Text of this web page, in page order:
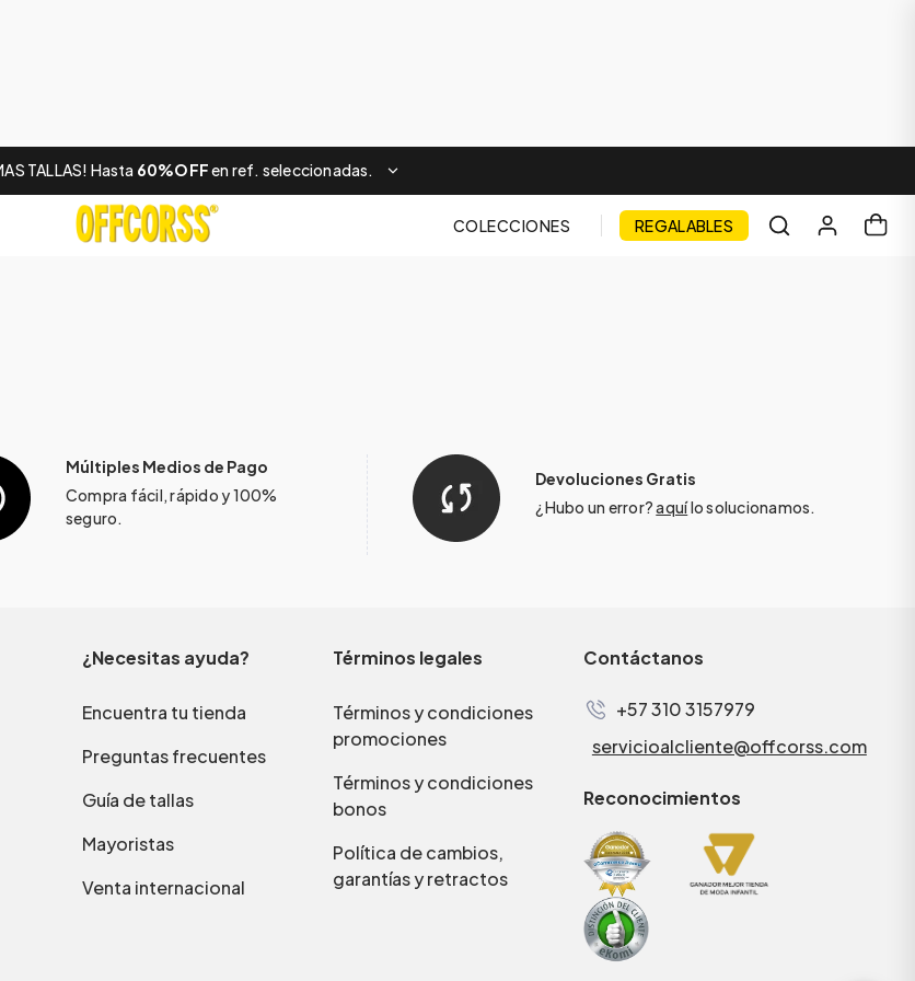
TALLAS! Hasta 60%OFFen ref. seleccionadas.
COLECCIONES REGALABLES
Múltiples Medios de Pago
Compra fácil, rápido y 100%
seguro.
Devoluciones Gratis
¿Hubo un error?aquílo solucionamos.
¿Necesitas ayuda?
Encuentra tu tienda
Preguntas frecuentes
Guía de tallas
Mayoristas
Venta internacional
Términos legales
Términos y condiciones
promociones
Términos y condiciones
bonos
Política de cambios,
garantías y retractos
Contáctanos
+57 310 3157979
servicioalcliente@offcorss.com
Reconocimientos